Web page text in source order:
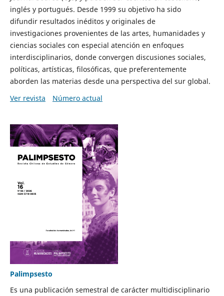
inglés y portugués. Desde 1999 su objetivo ha sido
difundir resultados inéditos y originales de
investigaciones provenientes de las artes, humanidades y
ciencias sociales con especial atención en enfoques
interdisciplinarios, donde convergen discusiones sociales,
políticas, artísticas, filosóficas, que preferentemente
aborden las materias desde una perspectiva del sur global.
Ver revista
Número actual
Palimpsesto
Es una publicación semestral de carácter multidisciplinario